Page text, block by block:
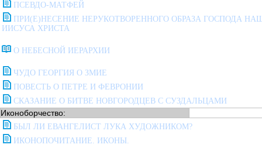
ПСЕВДО-МАТФЕЙ
ПРИ(Е)НЕСЕНИЕ НЕРУКОТВОРЕННОГО ОБРАЗА ГОСПОДА
ИИСУСА ХРИСТА
О НЕБЕСНОЙ ИЕРАРХИИ
ЧУДО ГЕОРГИЯ О ЗМИЕ
ПОВЕСТЬ О ПЕТРЕ И ФЕВРОНИИ
СКАЗАНИЕ О БИТВЕ НОВГОРОДЦЕВ С СУЗДАЛЬЦАМИ
Иконоборчество:
БЫЛ ЛИ ЕВАНГЕЛИСТ ЛУКА ХУДОЖНИКОМ?
ИКОНОПОЧИТАНИЕ. ИКОНЫ.